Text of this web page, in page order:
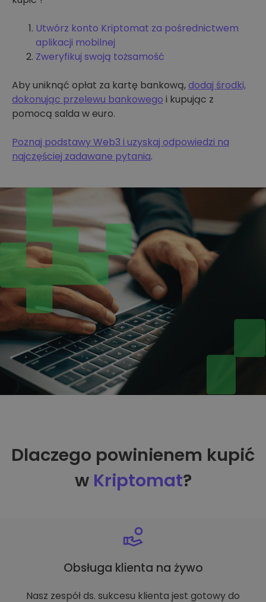
Utwórz konto Kriptomat za pośrednictwem
aplikacji mobilnej
Zweryfikuj swoją tożsamość
Aby uniknąć opłat za kartę bankową,dodaj środki,
dokonując przelewu bankowego i kupując z
pomocą salda w euro.
Poznaj podstawy Web3 i uzyskaj odpowiedzi na
najczęściej zadawane pytania.
Dlaczego powinienem kupić
w Kriptomat?
Obsługa klienta na żywo
Nasz zespół ds. sukcesu klienta jest gotowy do